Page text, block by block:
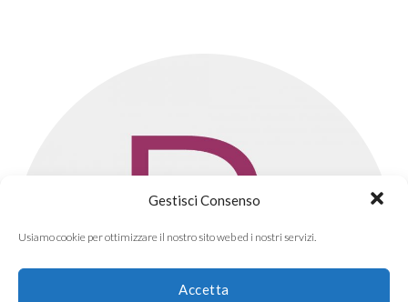
Gestisci Consenso
Usiamo cookie per ottimizzare il nostro sito web ed i nostri servizi.
Accetta